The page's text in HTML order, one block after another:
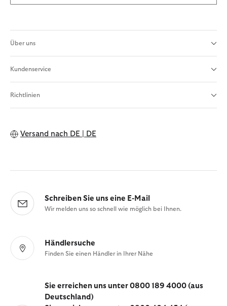
Über uns
Kundenservice
Richtlinien
Versand nach DE | DE
Schreiben Sie uns eine E-Mail
Wir melden uns so schnell wie möglich bei Ihnen.
Händlersuche
Finden Sie einen Händler in Ihrer Nähe
Sie erreichen uns unter 0800 189 4000 (aus
Deutschland)